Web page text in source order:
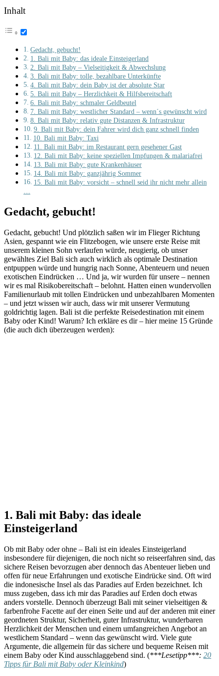
Inhalt
Gedacht, gebucht!
1. Bali mit Baby: das ideale Einsteigerland
2. Bali mit Baby – Vielseitigkeit & Abwechslung
3. Bali mit Baby: tolle, bezahlbare Unterkünfte
4. Bali mit Baby: dein Baby ist der absolute Star
5. Bali mit Baby – Herzlichkeit & Hilfsbereitschaft
6. Bali mit Baby: schmaler Geldbeutel
7. Bali mit Baby: westlicher Standard – wenn´s gewünscht wird
8. Bali mit Baby: relativ gute Distanzen & Infrastruktur
9. Bali mit Baby: dein Fahrer wird dich ganz schnell finden
10. Bali mit Baby: Taxi
11. Bali mit Baby: im Restaurant gern gesehener Gast
12. Bali mit Baby: keine speziellen Impfungen & malariafrei
13. Bali mit Baby: gute Krankenhäuser
14. Bali mit Baby: ganzjährig Sommer
15. Bali mit Baby: vorsicht – schnell seid ihr nicht mehr allein
Gedacht, gebucht!
Gedacht, gebucht! Und plötzlich saßen wir im Flieger Richtung
Asien, gespannt wie ein Flitzebogen, wie unsere erste Reise mit
unserem kleinen Sohn verlaufen würde, neugierig, ob unser
gewähltes Ziel Bali sich auch wirklich als optimale Destination
entpuppen würde und hungrig nach Sonne, Abenteuern und neuen
exotischen Eindrücken … Und ja, wir wurden für unsere – nennen
wir es mal Risikobereitschaft – belohnt. Hatten einen wundervollen
Familienurlaub mit tollen Eindrücken und unbezahlbaren Momenten
– und jetzt wissen wir auch, dass wir mit unserer Vermutung
goldrichtig lagen. Bali ist die perfekte Reisedestination mit einem
Baby oder Kind! Warum? Ich erkläre es dir – hier meine 15 Gründe
(die auch dich überzeugen werden):
1. Bali mit Baby: das ideale
Einsteigerland
Ob mit Baby oder ohne – Bali ist ein ideales Einsteigerland
insbesondere für diejenigen, die noch nicht so reiseerfahren sind, das
sichere Reisen bevorzugen aber dennoch das Abenteuer lieben und
offen für neue Erfahrungen und exotische Eindrücke sind. Oft wird
die indonesische Insel als das Paradies auf Erden bezeichnet. Ich
muss zugeben, dass ich mir das Paradies auf Erden doch etwas
anders vorstelle. Dennoch überzeugt Bali mit seiner vielseitigen &
farbenfrohe Facette auf der einen Seite und auf der anderen mit einer
geordneten Struktur, Sicherheit, guter Infrastruktur, wunderbaren
Herzlichkeit der Menschen und einem umfangreichen Angebot an
westlichem Standard – wenn das gewünscht wird. Viele gute
Argumente, die allgemein für das sichere und bequeme Reisen mit
einem Baby oder Kind ausschlaggebend sind. (***Lesetipp***: 20
Tipps für Bali mit Baby oder Kleinkind)